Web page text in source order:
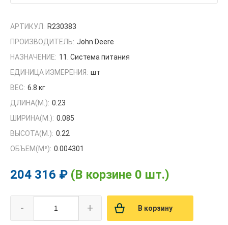
АРТИКУЛ: R230383
ПРОИЗВОДИТЕЛЬ: John Deere
НАЗНАЧЕНИЕ: 11. Система питания
ЕДИНИЦА ИЗМЕРЕНИЯ: шт
ВЕС: 6.8 кг
ДЛИНА(М.): 0.23
ШИРИНА(М.): 0.085
ВЫСОТА(М.): 0.22
ОБЪЕМ(M³): 0.004301
204 316 ₽ (В корзине 0 шт.)
- + В корзину